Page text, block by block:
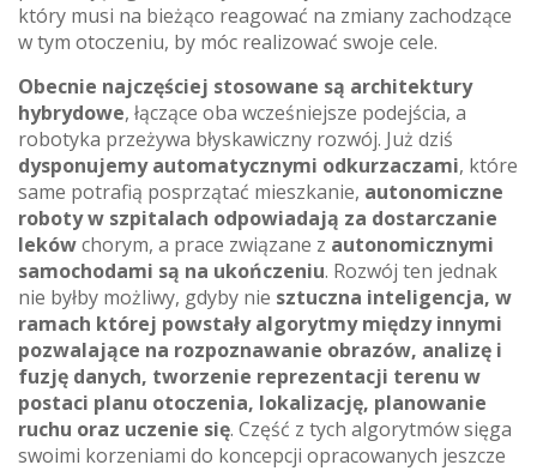
który musi na bieżąco reagować na zmiany zachodzące
w tym otoczeniu, by móc realizować swoje cele.
Obecnie najczęściej stosowane są architektury
hybrydowe, łączące oba wcześniejsze podejścia, a
robotyka przeżywa błyskawiczny rozwój. Już dziś
dysponujemy automatycznymi odkurzaczami, które
same potrafią posprzątać mieszkanie, autonomiczne
roboty w szpitalach odpowiadają za dostarczanie
lekówchorym, a prace związane z autonomicznymi
samochodami są na ukończeniu. Rozwój ten jednak
nie byłby możliwy, gdyby nie sztuczna inteligencja, w
ramach której powstały algorytmy między innymi
pozwalające na rozpoznawanie obrazów, analizę i
fuzję danych, tworzenie reprezentacji terenu w
postaci planu otoczenia, lokalizację, planowanie
ruchu oraz uczenie się. Część z tych algorytmów sięga
swoimi korzeniami do koncepcji opracowanych jeszcze